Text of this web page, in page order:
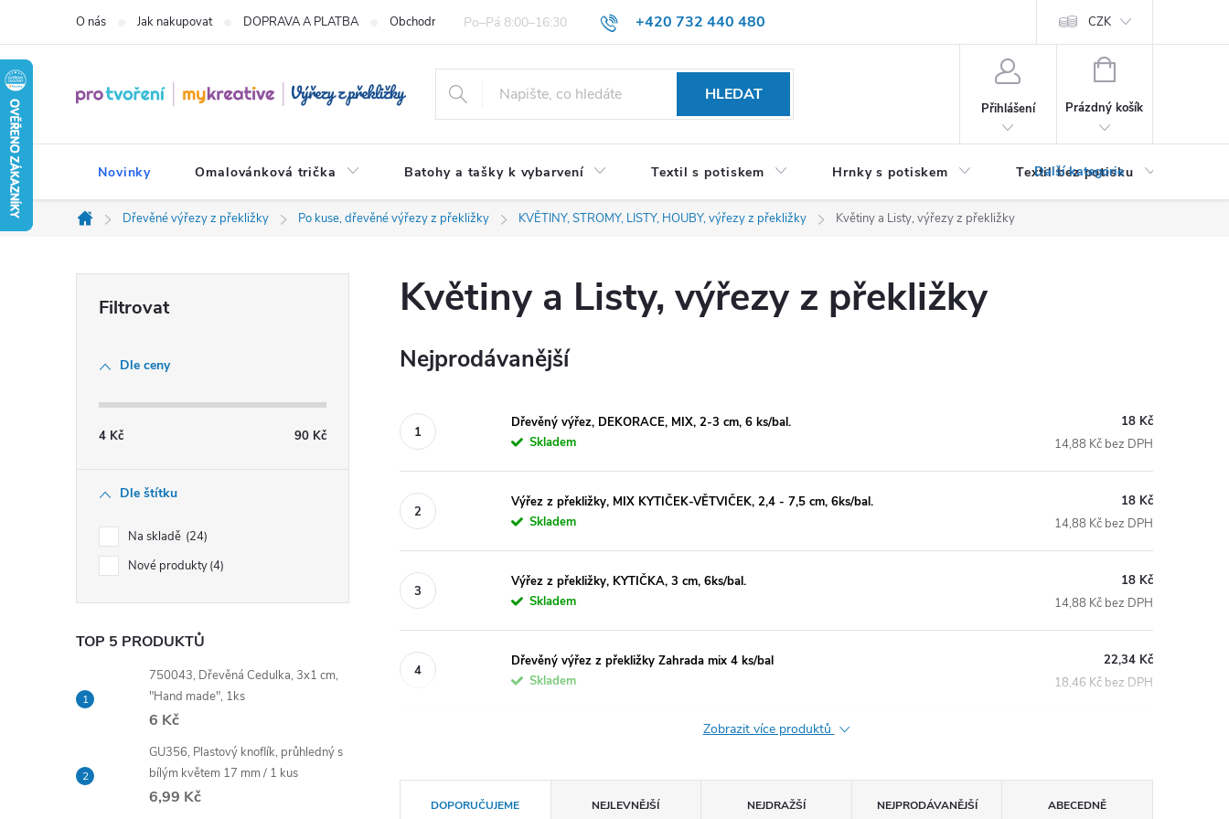
obsah
+420 732 440 480
O nás Jak nakupovat DOPRAVA A PLATBA Obchodní podmínky pro spotřebitele VŠEOBECNÉ OBCHODNÍ PODMÍNKY PRO PODNIKATELE (B2B) Podmínky ochrany osobních údajů
CZK
HLEDAT
Přihlášení
NÁKUPNÍ
Prázdný košík
Novinky Omalovánková trička Batohy a tašky k vybarvení Textil s potiskem Hrnky s potiskem Textil bez potisku
Domů
Dřevěné výřezy z překližky Po kuse, dřevěné výřezy z překližky KVĚTINY, STROMY, LISTY, HOUBY, výřezy z překližky Květiny a Listy, výřezy z překližky
n
í
p
n
Dle ceny
4 Kč 90 Kč
Dle štítku
Na skladě 24
Nové produkty 4
TOP 5 PRODUKTŮ
750043, Dřevěná Cedulka, 3x1 cm,
"Hand made", 1ks
6 Kč
GU356, Plastový knoflík, průhledný s
bílým květem 17 mm / 1 kus
6,99 Kč
Květiny a Listy, výřezy z překližky
Nejprodávanější
Dřevěný výřez, DEKORACE, MIX, 2-3 cm, 6 ks/bal.
Skladem
18 Kč
14,88 Kč bez DPH
Výřez z překližky, MIX KYTIČEK-VĚTVIČEK, 2,4 - 7,5 cm, 6ks/bal.
Skladem
18 Kč
14,88 Kč bez DPH
Výřez z překližky, KYTIČKA, 3 cm, 6ks/bal.
Skladem
18 Kč
14,88 Kč bez DPH
Dřevěný výřez z překližky Zahrada mix 4 ks/bal
Skladem
22,34 Kč
18,46 Kč bez DPH
Zobrazit více produktů
DOPORUČUJEME NEJLEVNĚJŠÍ NEJDRAŽŠÍ NEJPRODÁVANĚJŠÍ ABECEDNĚ